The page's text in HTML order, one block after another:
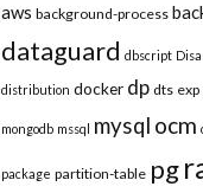
aws background-process
dataguard dbscript
distribution docker dp dts exp
mongodb mssql mysql ocm
package partition-table pg